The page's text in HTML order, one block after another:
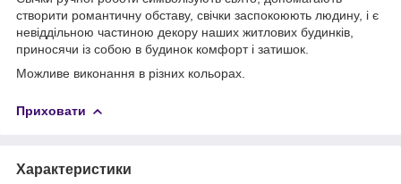
створити романтичну обставу, свічки заспокоюють людину, і є
невіддільною частиною декору наших житлових будинків,
приносячи із собою в будинок комфорт і затишок.
Можливе виконання в різних кольорах.
Приховати
Характеристики